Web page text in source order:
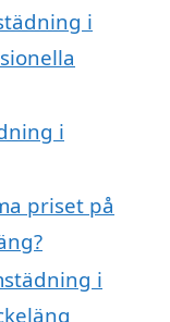
i
i
priset på
i